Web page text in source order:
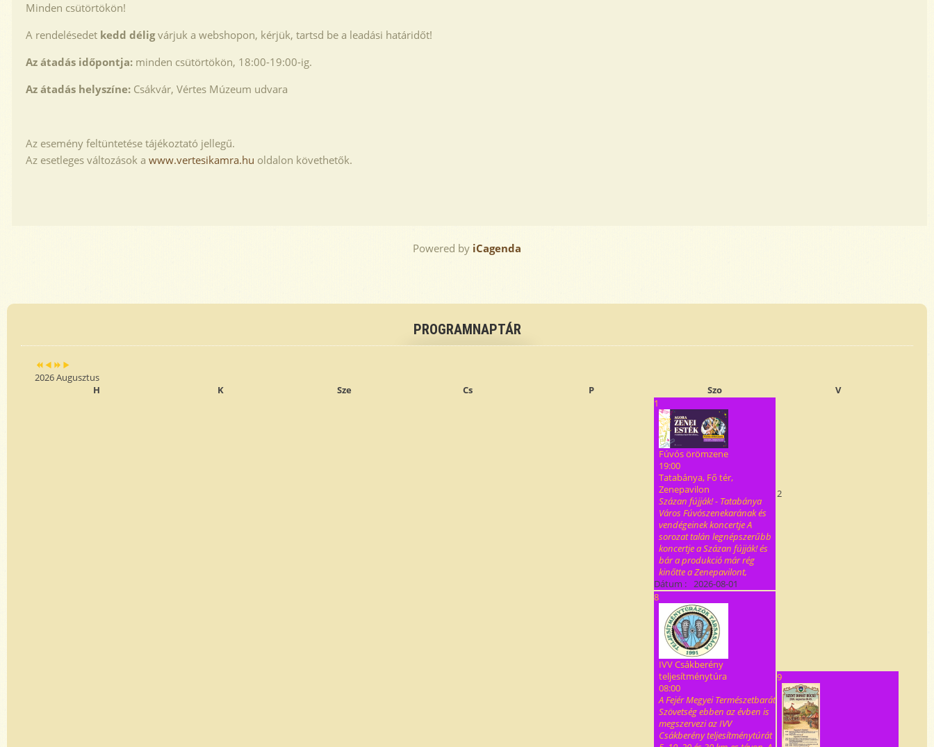
Minden csütörtökön!
A rendelésedet kedd déligvárjuk a webshopon, kérjük, tartsd be a leadási határidőt!
Az átadás időpontja: minden csütörtökön, 18:00-19:00-ig.
Az átadás helyszíne: Csákvár, Vértes Múzeum udvara
Az esemény feltüntetése tájékoztató jellegű.
Az esetleges változások a www.vertesikamra.hu oldalon követhetők.
Powered by iCagenda
PROGRAMNAPTÁR
Previous
Previous
NextNext
2026 Augusztus
H
K Sze Cs P Szo
V
1
Fúvós örömzene
19:00
Tatabánya, Fő tér,
Zenepavilon
Százan fújják! - Tatabánya
Város Fúvószenekarának és
vendégeinek koncertje A
sorozat talán legnépszerűbb
koncertje a Százan fújják! és
bár a produkció már rég
kinőtte a Zenepavilont,
Dátum : 2026-08-01
2
8
IVV Csákberény
teljesítménytúra
08:00
A Fejér Megyei Természetbarát
Szövetség ebben az évben is
megszervezi az IVV
Csákberény teljesítménytúrát
9